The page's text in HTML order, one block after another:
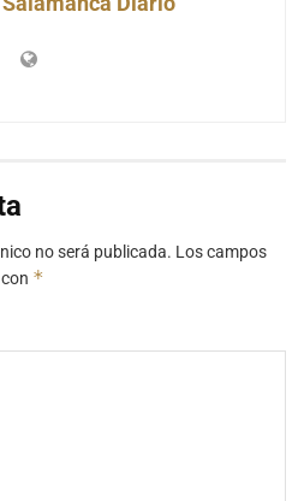
no será publicada. Los campos
*